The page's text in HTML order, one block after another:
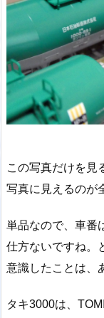
この写真だけを見
写真に見えるのが
単品なので、車番
仕方ないですね。
意識したことは、
タキ3000は、